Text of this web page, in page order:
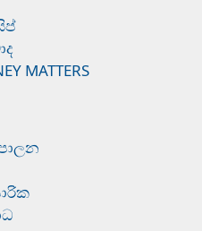
MATTERS